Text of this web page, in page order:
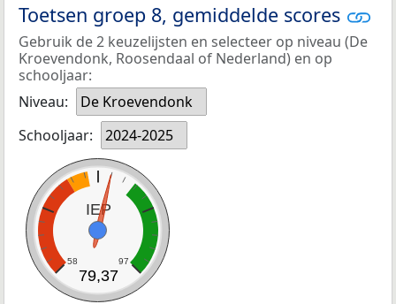
Toetsen groep 8, gemiddelde scores
Gebruik de 2 keuzelijsten en selecteer op niveau (De
Kroevendonk, Roosendaal of Nederland) en op
schooljaar:
Niveau:
De Kroevendonk
Schooljaar:
2024-2025
IEP
58 97
79,37